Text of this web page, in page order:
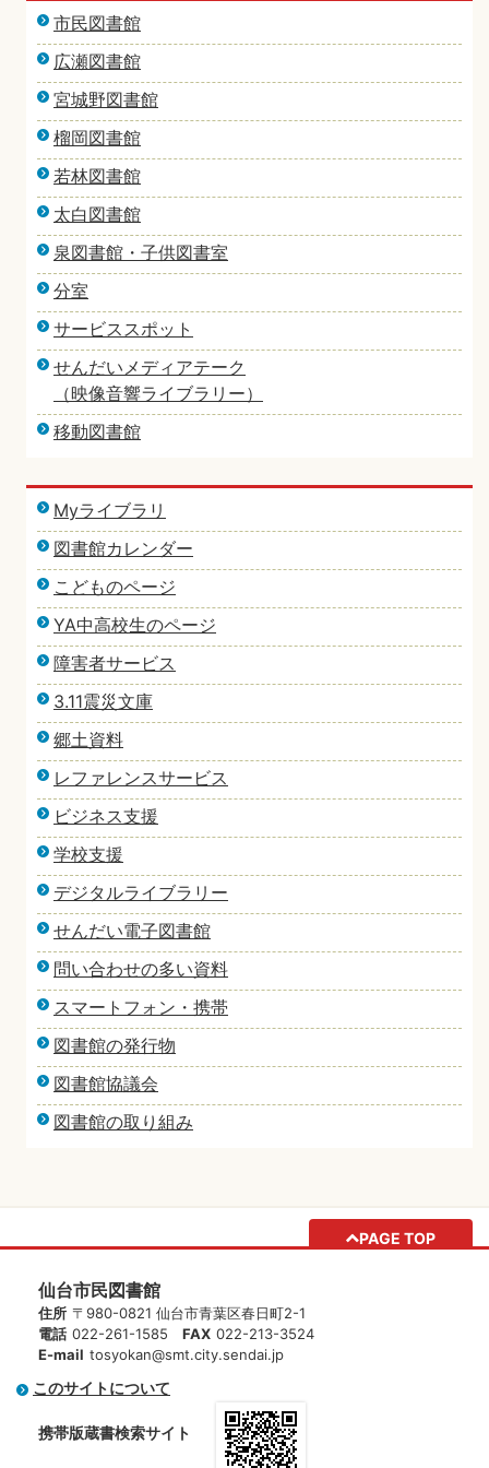
市民図書館
広瀬図書館
宮城野図書館
榴岡図書館
若林図書館
太白図書館
泉図書館・子供図書室
分室
サービススポット
せんだいメディアテーク
（映像音響ライブラリー）
移動図書館
Myライブラリ
図書館カレンダー
こどものページ
YA中高校生のページ
障害者サービス
3.11震災文庫
郷土資料
レファレンスサービス
ビジネス支援
学校支援
デジタルライブラリー
せんだい電子図書館
問い合わせの多い資料
スマートフォン・携帯
図書館の発行物
図書館協議会
図書館の取り組み
PAGE TOP
仙台市民図書館
住所 〒980-0821 仙台市青葉区春日町2-1
電話 022-261-1585 FAX 022-213-3524
E-mail tosyokan@smt.city.sendai.jp
このサイトについて
携帯版蔵書検索サイト